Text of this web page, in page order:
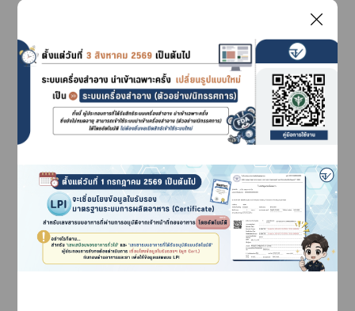
สินค้าส่งคืนจากต่างประเทศ
ตรวจสอบพิกัดศุลกากร
รายชื่อผู้ผ่านการฝึกอบรม
Subscribe
เลือกหัวข้อที่ท่านต้องการ Subscribe
กฎหมาย